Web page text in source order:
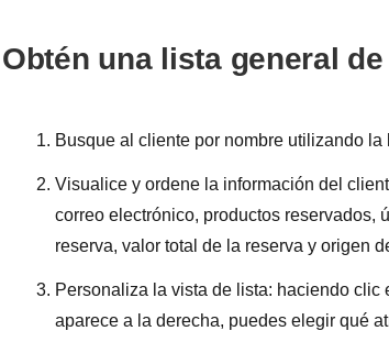
Obtén una lista general
Busque al cliente por nombre utilizando la
Visualice y ordene la información del
correo electrónico, productos reservados,
reserva, valor total de la reserva y origen
Personaliza la vista de lista: haciendo
aparece a la derecha, puedes elegir qué